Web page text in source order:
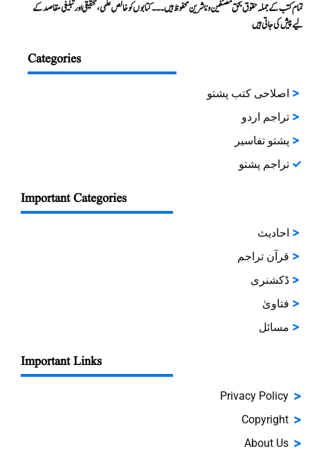
تمام کتب کے جملہ حقوق بحق مصنفین و ناشرین محفوظ ہیں۔۔۔ کتابوں کو خالص علمی، تحقیقی اور تبلیغی مقاصد کے
لیے پیش کی جاتی ہیں
Categories
اصلاحی کتب پشتو
تراجم اردو
پشتو تفاسیر
تراجم پشتو
Important Categories
احادیث
قرآن تراجم
ڈکشنری
فتاویٰ
مسائل
Important Links
Privacy Policy
Copyright
About Us